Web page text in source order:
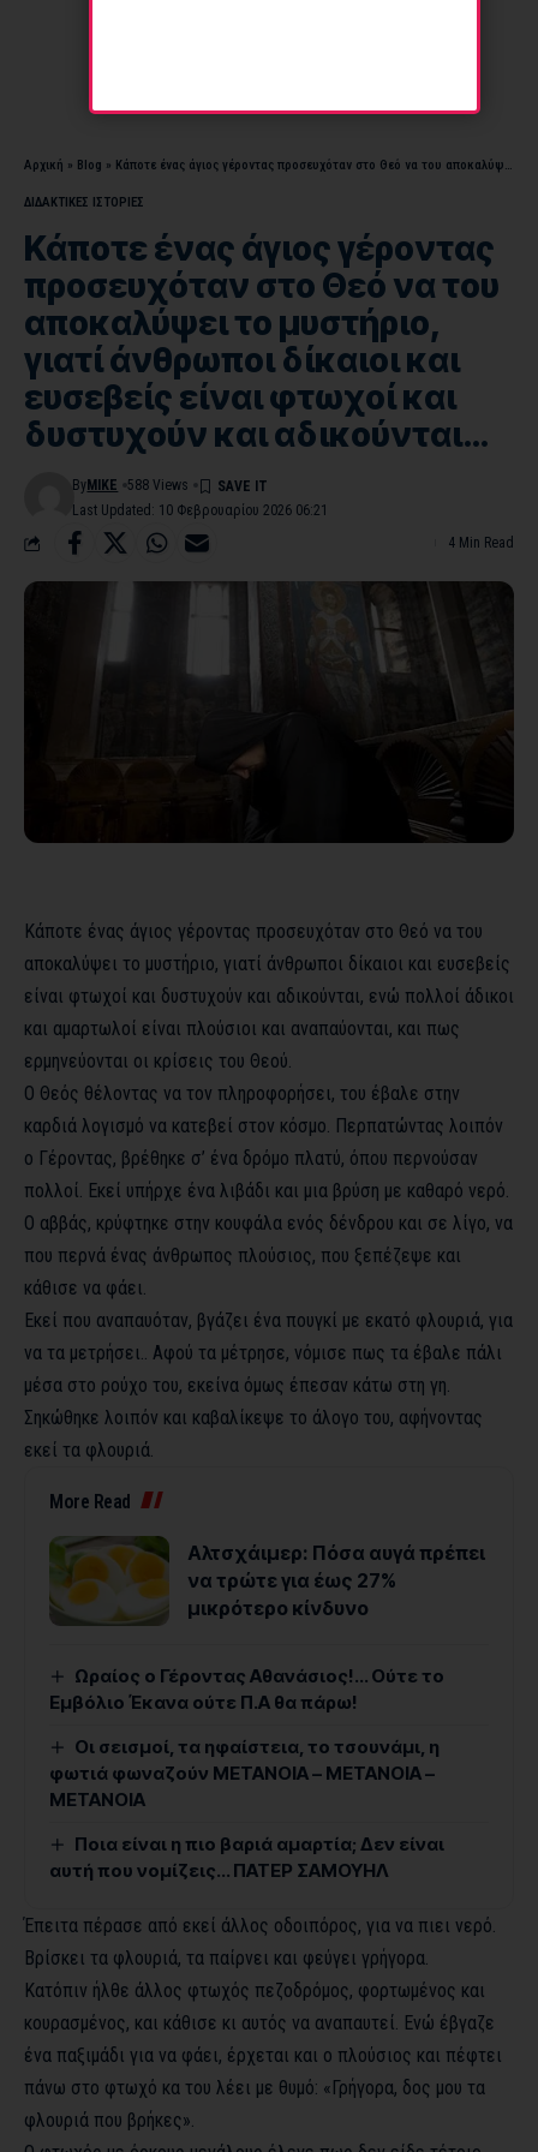
Αρχική » Blog » Κάποτε ένας άγιος γέροντας προσευχόταν στο Θεό να του αποκαλύψει το μυστήριο, γιατί άνθρωποι δίκαιοι και ευσεβείς είναι φτωχοί και δυστυχούν και αδικούνται…
ΔΙΔΑΚΤΙΚΕΣ ΙΣΤΟΡΙΕΣ
Κάποτε ένας άγιος γέροντας
προσευχόταν στο Θεό να του
αποκαλύψει το μυστήριο,
γιατί άνθρωποι δίκαιοι και
ευσεβείς είναι φτωχοί και
δυστυχούν και αδικούνται…
Last Updated: 10 Φεβρουαρίου 2026 06:21
By MIKE 588 Views
4 Min Read
Κάποτε ένας άγιος γέροντας προσευχόταν στο Θεό να του
αποκαλύψει το μυστήριο, γιατί άνθρωποι δίκαιοι και ευσεβείς
είναι φτωχοί και δυστυχούν και αδικούνται, ενώ πολλοί άδικοι
και αμαρτωλοί είναι πλούσιοι και αναπαύονται, και πως
ερμηνεύονται οι κρίσεις του Θεού.
Ο Θεός θέλοντας να τον πληροφορήσει, του έβαλε στην
καρδιά λογισμό να κατεβεί στον κόσμο. Περπατώντας λοιπόν
ο Γέροντας, βρέθηκε σ’ ένα δρόμο πλατύ, όπου περνούσαν
πολλοί. Εκεί υπήρχε ένα λιβάδι και μια βρύση με καθαρό νερό.
Ο αββάς, κρύφτηκε στην κουφάλα ενός δένδρου και σε λίγο, να
που περνά ένας άνθρωπος πλούσιος, που ξεπέζεψε και
κάθισε να φάει.
Εκεί που αναπαυόταν, βγάζει ένα πουγκί με εκατό φλουριά, για
να τα μετρήσει.. Αφού τα μέτρησε, νόμισε πως τα έβαλε πάλι
μέσα στο ρούχο του, εκείνα όμως έπεσαν κάτω στη γη.
Σηκώθηκε λοιπόν και καβαλίκεψε το άλογο του, αφήνοντας
εκεί τα φλουριά.
More Read
Αλτσχάιμερ: Πόσα αυγά πρέπει
να τρώτε για έως 27%
μικρότερο κίνδυνο
Ωραίος ο Γέροντας Αθανάσιος!… Ούτε το
Εμβόλιο Έκανα ούτε Π.Α θα πάρω!
Οι σεισμοί, τα ηφαίστεια, το τσουνάμι, η
φωτιά φωναζούν ΜΕΤΑΝΟΙΑ – ΜΕΤΑΝΟΙΑ –
ΜΕΤΑΝΟΙΑ
Ποια είναι η πιο βαριά αμαρτία; Δεν είναι
αυτή που νομίζεις… ΠΑΤΕΡ ΣΑΜΟΥΗΛ
Έπειτα πέρασε από εκεί άλλος οδοιπόρος, για να πιει νερό.
Βρίσκει τα φλουριά, τα παίρνει και φεύγει γρήγορα.
Κατόπιν ήλθε άλλος φτωχός πεζοδρόμος, φορτωμένος και
κουρασμένος, και κάθισε κι αυτός να αναπαυτεί. Ενώ έβγαζε
ένα παξιμάδι για να φάει, έρχεται και ο πλούσιος και πέφτει
πάνω στο φτωχό κα του λέει με θυμό: «Γρήγορα, δος μου τα
φλουριά που βρήκες».